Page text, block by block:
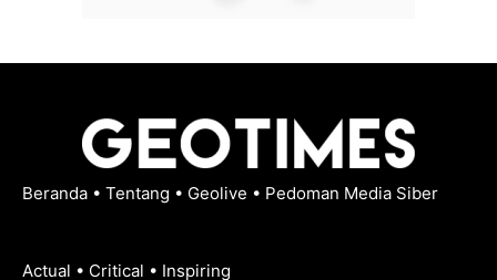
Beranda • Tentang • Geolive • Pedoman Media Siber
Actual • Critical • Inspiring